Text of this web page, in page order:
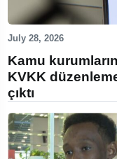
July 28, 2026
Kamu
KVKK
çıktı